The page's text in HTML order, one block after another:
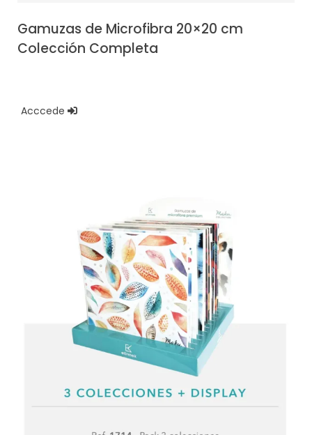
Gamuzas de Microfibra 20×20 cm
Colección Completa
Acccede